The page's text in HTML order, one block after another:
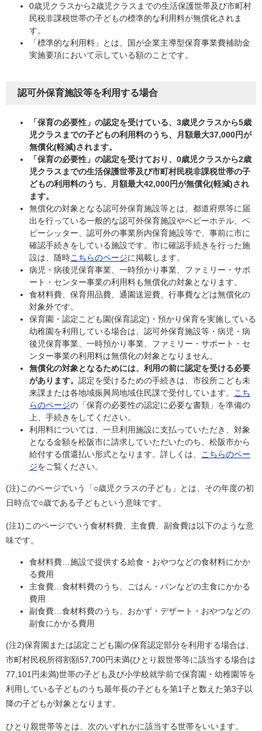
0歳児クラスから2歳児クラスまでの生活保護世帯及び市町村
民税非課税世帯の子どもの標準的な利用料が無償化されま
す。
「標準的な利用料」とは、国が企業主導型保育事業費補助金
実施要項において示している額のことです。
認可外保育施設等を利用する場合
「保育の必要性」の認定を受けている、3歳児クラスから5歳
児クラスまでの子どもの利用料のうち、月額最大37,000円が
無償化(軽減)されます。
「保育の必要性」の認定を受けており、0歳児クラスから2歳
児クラスまでの生活保護世帯及び市町村民税非課税世帯の子
どもの利用料のうち、月額最大42,000円が無償化(軽減)され
ます。
無償化の対象となる認可外保育施設等とは、都道府県等に届
出を行っている一般的な認可外保育施設やベビーホテル、ベ
ビーシッター、認可外の事業所内保育施設等で、事前に市に
確認手続きをしている施設です。市に確認手続きを行った施
設は、随時こちらのページに掲載します。
病児・病後児保育事業、一時預かり事業、ファミリー・サポ
ート・センター事業の利用料も無償化の対象となります。
食材料費、保育用品費、通園送迎費、行事費などは無償化の
対象外です。
保育園・認定こども園(保育認定)・預かり保育を実施している
幼稚園を利用している場合は、認可外保育施設等・病児・病
後児保育事業、一時預かり事業、ファミリー・サポート・セ
ンター事業の利用料は無償化の対象となりません。
無償化の対象となるためには、利用の前に認定を受ける必要
があります。 認定を受けるための手続きは、市役所こども未
来課または各地域振興局地域住民課で受付しています。
こち
らのページの「保育の必要性の認定に必要な書類」を準備の
上、手続きをしてください。
利用料については、一旦利用施設に支払っていただき、対象
となる金額を松阪市に請求していただいたのち、松阪市から
給付する償還払い形式となります。詳しくは、
こちらのペー
ジをご覧ください。
(注)このページでいう「○歳児クラスの子ども」とは、その年度の初
日時点で○歳である子どもという意味です。
(注1)このページでいう食材料費、主食費、副食費は以下のような意
味です。
食材料費…施設で提供する給食・おやつなどの食材料にかか
る費用
主食費…食材料費のうち、ごはん・パンなどの主食にかかる
費用
副食費…食材料費のうち、おかず・デザート・おやつなどの
副食にかかる費用
(注2)保育園または認定こども園の保育認定部分を利用する場合は、
市町村民税所得割額57,700円未満(ひとり親世帯等に該当する場合は
77,101円未満)世帯の子ども及び小学校就学前で保育園・幼稚園等を
利用している子どものうち最年長の子どもを第1子と数えた第3子以
降の子どもが対象となります。
ひとり親世帯等とは、次のいずれかに該当する世帯をいいます。